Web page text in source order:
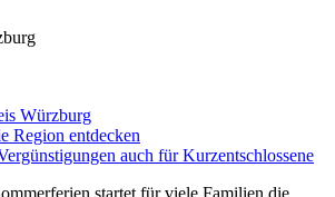
Würzburg
Region entdecken
auch für Kurzentschlossene
startet für viele Familien die